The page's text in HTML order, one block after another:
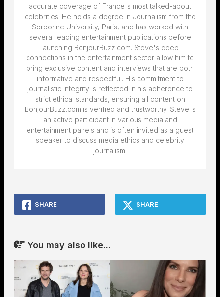
accurate coverage of France's most talked-about
celebrities. He holds a degree in Journalism from the
Sorbonne University, Paris, and has worked with
several leading entertainment publications before
launching BonjourBuzz.com. Steve's deep
connections in the entertainment sector allow him to
bring exclusive content and interviews that are both
informative and respectful. His commitment to
journalistic integrity is reflected in his adherence to
strict ethical standards, ensuring all content on
BonjourBuzz.com is verified and trustworthy. Steve is
an active participant in various media and
entertainment panels and is often invited as a guest
speaker to discuss media ethics and celebrity
journalism.
SHARE SHARE
You may also like...